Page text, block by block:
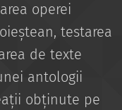
operei
testarea
de texte
antologii
obținute pe